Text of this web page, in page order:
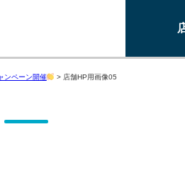
ンペーン開催 > 店舗HP用画像05